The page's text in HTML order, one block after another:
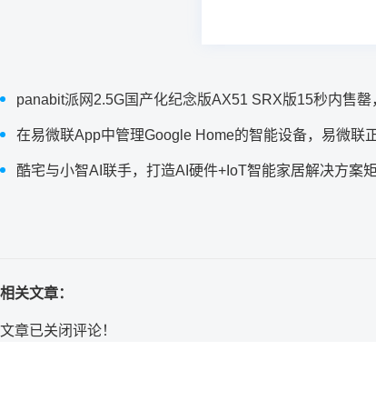
panabit派网2.5G国产化纪念版AX51 SRX版15秒内售罄
在易微联App中管理Google Home的智能设备，易微联
酷宅与小智AI联手，打造AI硬件+IoT智能家居解决方案
相关文章：
文章已关闭评论！